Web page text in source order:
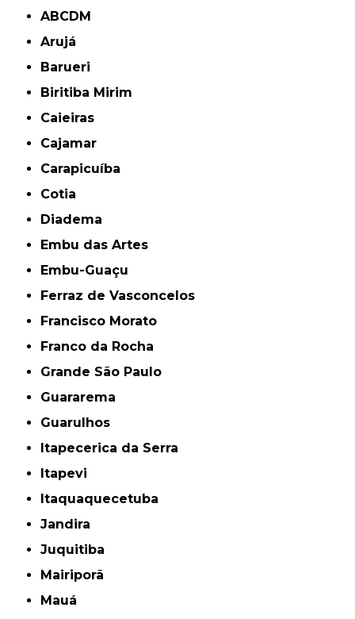
ABCDM
Arujá
Barueri
Biritiba Mirim
Caieiras
Cajamar
Carapicuíba
Cotia
Diadema
Embu das Artes
Embu-Guaçu
Ferraz de Vasconcelos
Francisco Morato
Franco da Rocha
Grande São Paulo
Guararema
Guarulhos
Itapecerica da Serra
Itapevi
Itaquaquecetuba
Jandira
Juquitiba
Mairiporã
Mauá